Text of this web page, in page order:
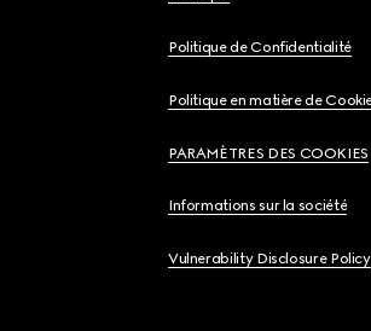
Politique de Confidentialité
Politique en matière de
PARAMÈTRES DES COOKIES
Informations sur la société
Vulnerability Disclosure Policy